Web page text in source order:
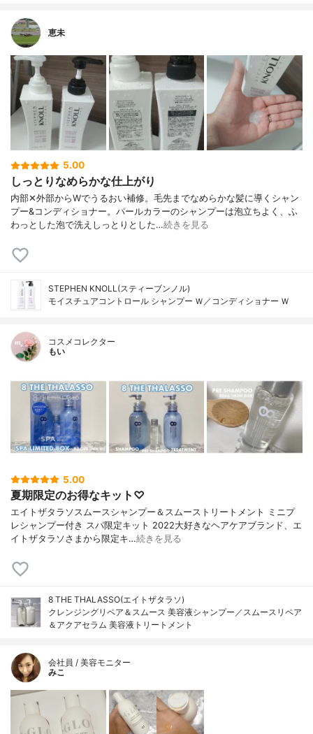
恵未
5.00
しっとりなめらかな仕上がり
内部✕外部からWでうるおい補修。毛先までなめらかな髪に導くシャン
プー&コンディショナー。パールカラーのシャンプーは泡立ちよく、ふ
わっとした泡で洗えしっとりとした…続きを見る
STEPHEN KNOLL(スティーブンノル)
モイスチュアコントロール シャンプー Ｗ／コンディショナー Ｗ
コスメコレクター
もい
5.00
夏期限定のお得なキット♡
エイトザタラソスムースシャンプー＆スムーストリートメント ミニプ
レシャンプー付き スパ限定キット 2022大好きなヘアケアブランド、エ
イトザタラソさまから限定キ…続きを見る
8 THE THALASSO(エイトザタラソ)
クレンジングリペア＆スムース 美容液シャンプー／スムースリペア
＆アクアセラム 美容液トリートメント
会社員 / 美容モニター
みこ